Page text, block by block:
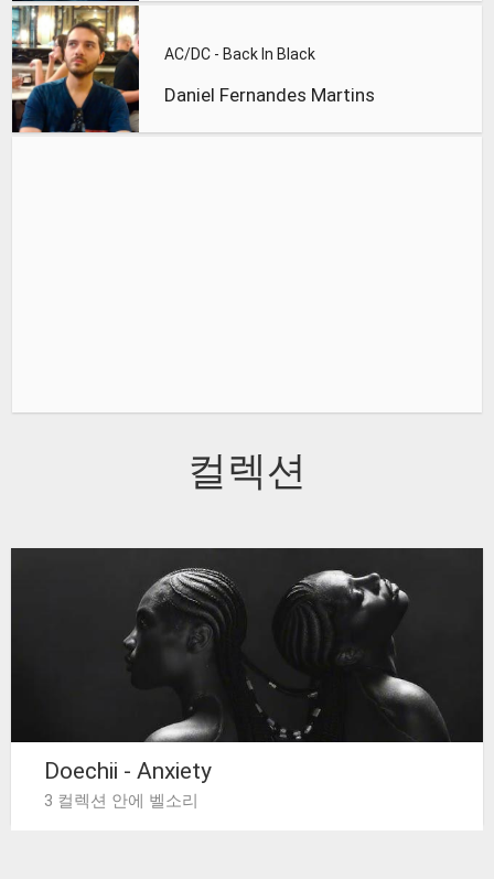
AC/DC - Back In Black
Daniel Fernandes Martins
컬렉션
Doechii - Anxiety
3 컬렉션 안에 벨소리